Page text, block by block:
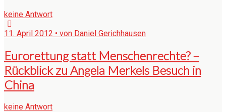
keine Antwort
11. April 2012 • von Daniel Gerichhausen
Eurorettung statt Menschenrechte? –
Rückblick zu Angela Merkels Besuch in
China
keine Antwort